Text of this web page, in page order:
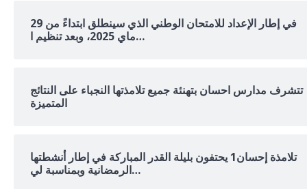
في إطار الإعداد للامتحان الوطني الذي سينطلق ابتداءً من 29
ماي 2025، وبعد تنظيم ا…
تتشرف مدارس احسان بتهنئة جميع تلامذتها النجباء على النتائج
المتميزة
تلامذة إحسان1 يحتفون بليلة القدر المباركة في إطار أنشطتها
الرمضانية وبمناسبة لي…